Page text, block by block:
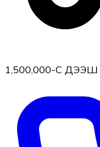
1,500,000-С